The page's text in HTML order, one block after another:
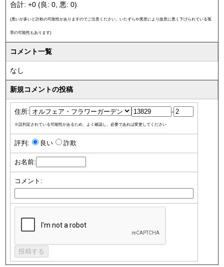
合計: +0 (良: 0, 悪: 0)
(悪いが多いと詐欺の可能性がありますのでご注意ください。いたずらや悪意により故意に悪く下げられている冤
罪の可能性もあります)
コメント一覧
なし
新規コメントの投稿
住所: -
※誤判定されている可能性があるため、よく確認し、必要であれば変更してください
評判: 良い 詐欺
お名前:
コメント: